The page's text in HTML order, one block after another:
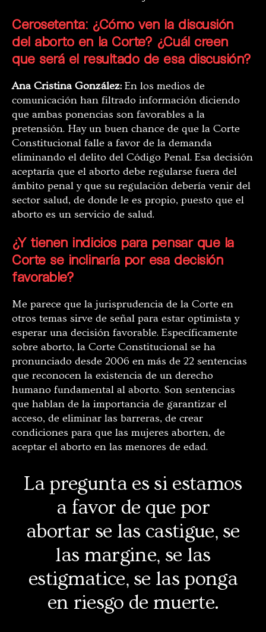
Cerosetenta: ¿Cómo ven la discusión
del aborto en la Corte? ¿Cuál creen
que será el resultado de esa discusión?
Ana Cristina González: En los medios de
comunicación han filtrado información diciendo
que ambas ponencias son favorables a la
pretensión. Hay un buen chance de que la Corte
Constitucional falle a favor de la demanda
eliminando el delito del Código Penal. Esa decisión
aceptaría que el aborto debe regularse fuera del
ámbito penal y que su regulación debería venir del
sector salud, de donde le es propio, puesto que el
aborto es un servicio de salud.
¿Y tienen indicios para pensar que la
Corte se inclinaría por esa decisión
favorable?
Me parece que la jurisprudencia de la Corte en
otros temas sirve de señal para estar optimista y
esperar una decisión favorable. Específicamente
sobre aborto, la Corte Constitucional se ha
pronunciado desde 2006 en más de 22 sentencias
que reconocen la existencia de un derecho
humano fundamental al aborto. Son sentencias
que hablan de la importancia de garantizar el
acceso, de eliminar las barreras, de crear
condiciones para que las mujeres aborten, de
aceptar el aborto en las menores de edad.
La pregunta es si estamos
a favor de que por
abortar se las castigue, se
las margine, se las
estigmatice, se las ponga
en riesgo de muerte.